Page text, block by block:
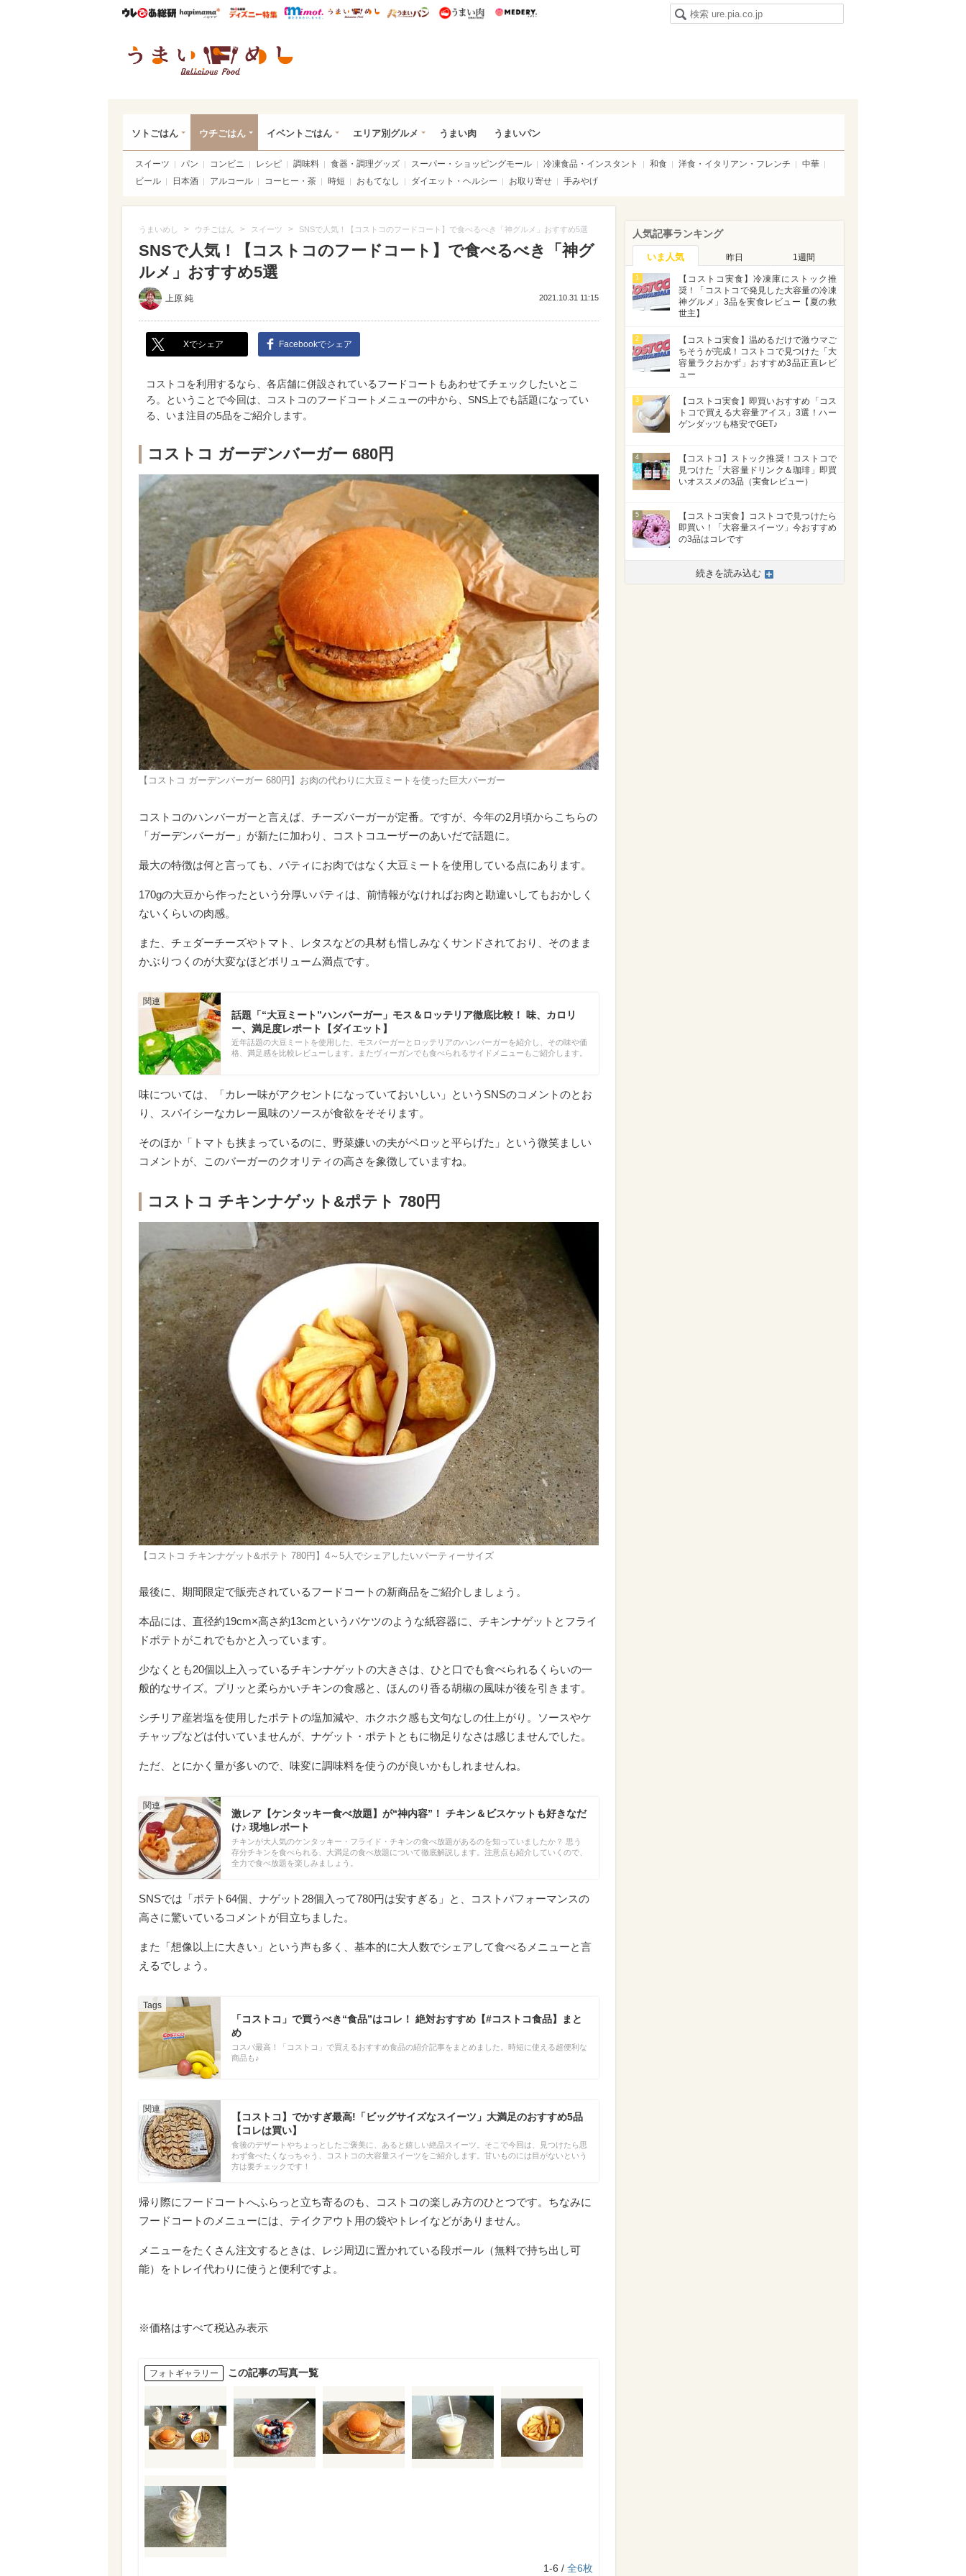
ウレぴあ総研ハピママ* ウレぴあ総研 ディズニー特集
mimot. うまいめし うまいパン うまい肉
ソトごはん ウチごはん イベントごはん エリア別グルメ うまい肉 うまいパン
スイーツ パン コンビニ レシピ 調味料 食器・調理グッズ スーパー・ショッピングモール 冷凍食品・インスタント 和食 洋食・イタリアン・フレンチ
中華
ビール
日本酒 アルコール コーヒー・茶 時短 おもてなし ダイエット・ヘルシー お取り寄せ 手みやげ
うまいめし > ウチごはん > スイーツ > SNSで人気！【コストコのフードコート】で食べるべき「神グルメ」おすすめ5選
SNSで人気！【コストコのフードコート】で食べるべき「神グ
ルメ」おすすめ5選
上原 純 2021.10.31 11:15
Xでシェア Facebookでシェア
コストコを利用するなら、各店舗に併設されているフードコートもあわせてチェックしたいとこ
ろ。ということで今回は、コストコのフードコートメニューの中から、SNS上でも話題になってい
る、いま注目の5品をご紹介します。
コストコ ガーデンバーガー 680円
【コストコ ガーデンバーガー 680円】お肉の代わりに大豆ミートを使った巨大バーガー
コストコのハンバーガーと言えば、チーズバーガーが定番。ですが、今年の2月頃からこちらの
「ガーデンバーガー」が新たに加わり、コストコユーザーのあいだで話題に。
最大の特徴は何と言っても、パティにお肉ではなく大豆ミートを使用している点にあります。
170gの大豆から作ったという分厚いパティは、前情報がなければお肉と勘違いしてもおかしく
ないくらいの肉感。
また、チェダーチーズやトマト、レタスなどの具材も惜しみなくサンドされており、そのまま
かぶりつくのが大変なほどボリューム満点です。
話題「“大豆ミート”ハンバーガー」モス＆ロッテリア徹底比較！ 味、カロリ
ー、満足度レポート【ダイエット】
近年話題の大豆ミートを使用した、モスバーガーとロッテリアのハンバーガーを紹介し、その味や価
格、満足感を比較レビューします。またヴィーガンでも食べられるサイドメニューもご紹介します。
味については、「カレー味がアクセントになっていておいしい」というSNSのコメントのとお
り、スパイシーなカレー風味のソースが食欲をそそります。
そのほか「トマトも挟まっているのに、野菜嫌いの夫がペロッと平らげた」という微笑ましい
コメントが、このバーガーのクオリティの高さを象徴していますね。
コストコ チキンナゲット&ポテト 780円
【コストコ チキンナゲット&ポテト 780円】4～5人でシェアしたいパーティーサイズ
最後に、期間限定で販売されているフードコートの新商品をご紹介しましょう。
本品には、直径約19cm×高さ約13cmというバケツのような紙容器に、チキンナゲットとフライ
ドポテトがこれでもかと入っています。
少なくとも20個以上入っているチキンナゲットの大きさは、ひと口でも食べられるくらいの一
般的なサイズ。プリッと柔らかいチキンの食感と、ほんのり香る胡椒の風味が後を引きます。
シチリア産岩塩を使用したポテトの塩加減や、ホクホク感も文句なしの仕上がり。ソースやケ
チャップなどは付いていませんが、ナゲット・ポテトともに物足りなさは感じませんでした。
ただ、とにかく量が多いので、味変に調味料を使うのが良いかもしれませんね。
激レア【ケンタッキー食べ放題】が“神内容”！ チキン＆ビスケットも好きなだ
け♪ 現地レポート
チキンが大人気のケンタッキー・フライド・チキンの食べ放題があるのを知っていましたか？ 思う
存分チキンを食べられる、大満足の食べ放題について徹底解説します。注意点も紹介していくので、
全力で食べ放題を楽しみましょう。
SNSでは「ポテト64個、ナゲット28個入って780円は安すぎる」と、コストパフォーマンスの
高さに驚いているコメントが目立ちました。
また「想像以上に大きい」という声も多く、基本的に大人数でシェアして食べるメニューと言
えるでしょう。
「コストコ」で買うべき“食品”はコレ！ 絶対おすすめ【#コストコ食品】まと
め
コスパ最高！「コストコ」で買えるおすすめ食品の紹介記事をまとめました。時短に使える超便利な
商品も♪
【コストコ】でかすぎ最高!「ビッグサイズなスイーツ」大満足のおすすめ5品
【コレは買い】
食後のデザートやちょっとしたご褒美に、あると嬉しい絶品スイーツ。そこで今回は、見つけたら思
わず食べたくなっちゃう、コストコの大容量スイーツをご紹介します。甘いものには目がないという
方は要チェックです！
帰り際にフードコートへふらっと立ち寄るのも、コストコの楽しみ方のひとつです。ちなみに
フードコートのメニューには、テイクアウト用の袋やトレイなどがありません。
メニューをたくさん注文するときは、レジ周辺に置かれている段ボール（無料で持ち出し可
能）をトレイ代わりに使うと便利ですよ。
※価格はすべて税込み表示
フォトギャラリー この記事の写真一覧
1-6 / 全6枚
人気記事ランキング
いま人気 昨日 1週間
1
【コストコ実食】冷凍庫にストック推
奨！「コストコで発見した大容量の冷凍
神グルメ」3品を実食レビュー【夏の救
世主】
2
【コストコ実食】温めるだけで激ウマご
ちそうが完成！コストコで見つけた「大
容量ラクおかず」おすすめ3品正直レビ
ュー
3
【コストコ実食】即買いおすすめ「コス
トコで買える大容量アイス」3選！ハー
ゲンダッツも格安でGET♪
4
【コストコ】ストック推奨！コストコで
見つけた「大容量ドリンク＆珈琲」即買
いオススメの3品（実食レビュー）
5
【コストコ実食】コストコで見つけたら
即買い！「大容量スイーツ」今おすすめ
の3品はコレです
続きを読み込む